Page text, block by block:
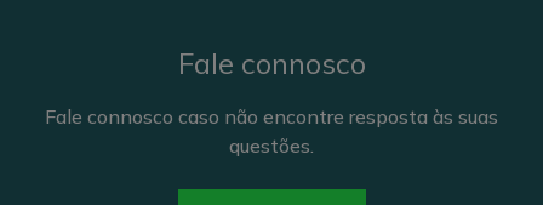
Fale connosco
Fale connosco caso não encontre resposta às suas
questões.